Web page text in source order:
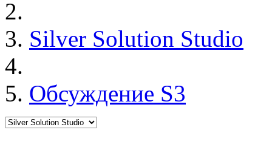
Silver Solution Studio
Обсуждение S3